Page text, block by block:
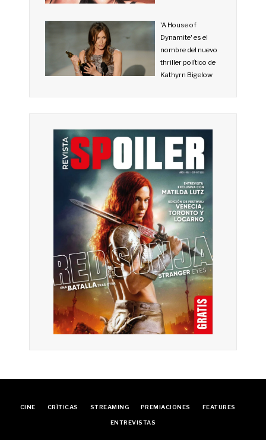
'A House of
Dynamite' es el
nombre del nuevo
thriller político de
Kathyrn Bigelow
CINE CRÍTICAS STREAMING PREMIACIONES FEATURES
ENTREVISTAS